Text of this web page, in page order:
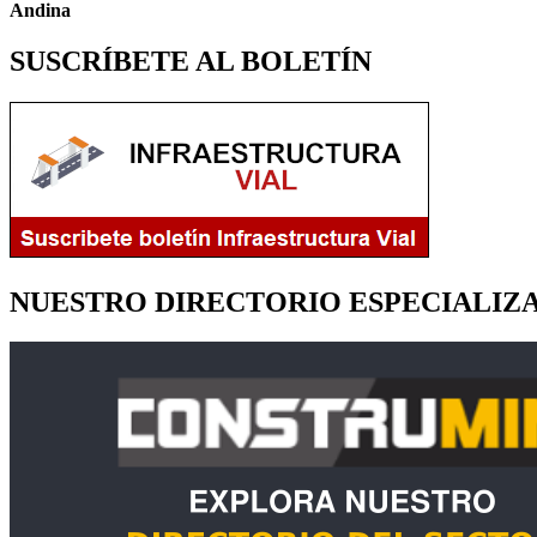
Andina
SUSCRÍBETE AL BOLETÍN
NUESTRO DIRECTORIO